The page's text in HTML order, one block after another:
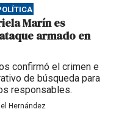
Marín es
armado en
confirmó el crimen e
de búsqueda para
responsables.
Hernández